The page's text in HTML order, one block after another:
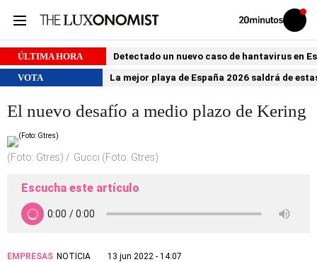
Volver
Iniciar
sesión
ÚLTIMA HORA
Detectado un nuevo caso de hantavirus en
VOTA
La mejor playa de España 2026 saldrá de
El nuevo desafío a medio plazo de Kering
(Foto: Gtres) Gucci (Foto: Gtres)
Escucha este artículo
EMPRESAS NOTICIA
13 jun 2022 - 14:07